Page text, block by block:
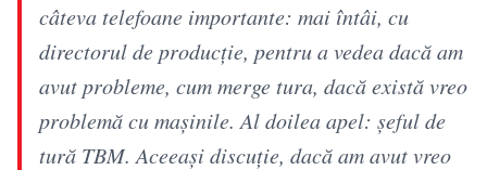
câteva telefoane importante: mai întâi, cu
directorul de producție, pentru a vedea dacă am
avut probleme, cum merge tura, dacă există vreo
problemă cu mașinile. Al doilea apel: șeful de
tură TBM. Aceeași discuție, dacă am avut vreo